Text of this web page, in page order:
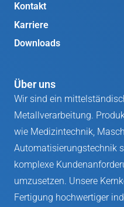
Kontakt
Karriere
Downloads
Über uns
Wir sind ein
Metallverarbeitung.
wie Medizintechnik,
Automatisierungstechnik
komplexe
umzusetzen. Unsere
Fertigung hochwertiger